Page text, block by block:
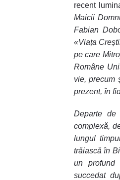
recent
Maicii
Fabian
«Viața
pe care
Române
vie, precum
prezent, în
Departe de
complexă,
lungul
trăiască în
un profund
succedat